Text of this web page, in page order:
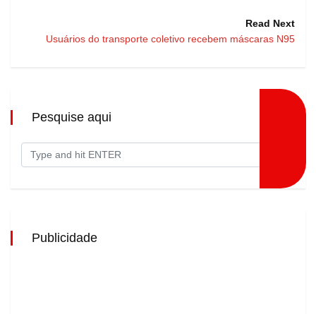
Read Next
Usuários do transporte coletivo recebem máscaras N95
Pesquise aqui
Publicidade